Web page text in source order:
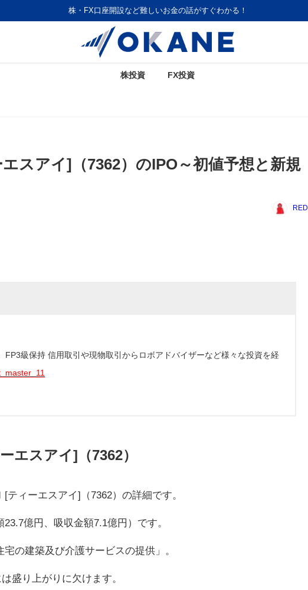
株・FX口座開設など難しいお金の話がすぐわかる！
株投資 FX投資
スアイ]（7362）のIPO～初値予想と新規
RED
FP3級保持 信用取引や現物取引からロボアドバイザーなど様々な投資を経
エスアイ]（7362）
ィーエスアイ]（7362）の詳細です。
億円、吸収金額7.1億円）です。
の建築及び介護サービスの提供」。
盛り上がりに欠けます。